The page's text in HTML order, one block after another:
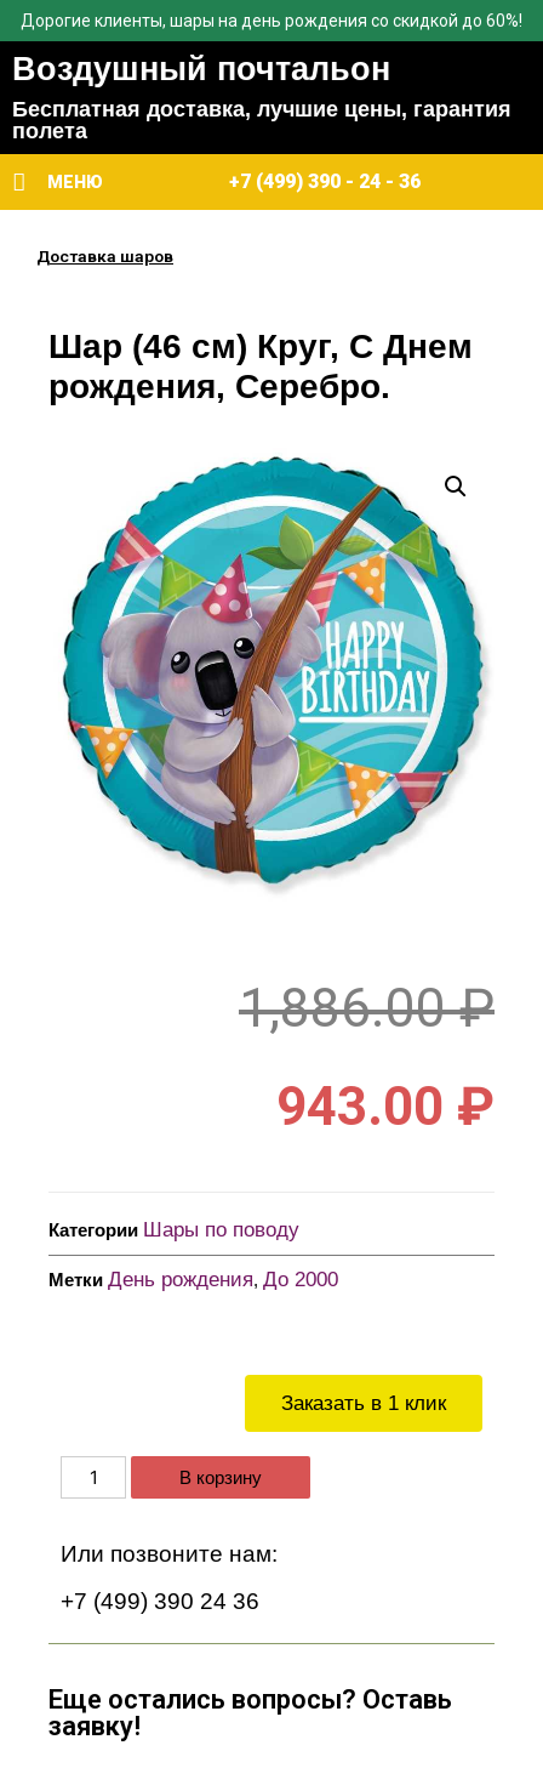
Дорогие клиенты, шары на день рождения со скидкой до 60%!
Воздушный почтальон
Бесплатная доставка, лучшие цены, гарантия
полета
МЕНЮ +7 (499) 390 - 24 - 36
Доставка шаров
Заказать в 1 клик
В корзину
Или позвоните нам:
+7 (499) 390 24 36
Еще остались вопросы? Оставь
заявку!
Шар (46 см) Круг, С Днем
рождения, Серебро.
1,886.00₽
943.00 ₽
Категории Шары по поводу
Метки День рождения, До 2000